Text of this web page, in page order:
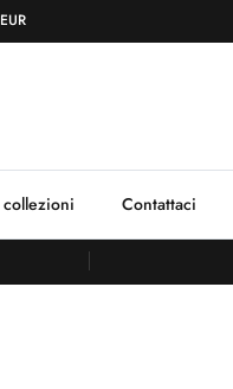
collezioni Contattaci